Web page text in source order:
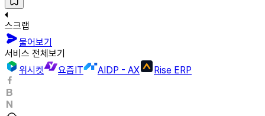
스크랩
물어보기
서비스 전체보기
위시켓
요즘IT AIDP - AX Rise ERP